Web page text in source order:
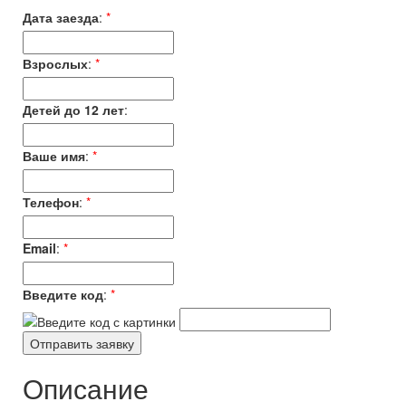
Дата заезда: *
Взрослых: *
Детей до 12 лет:
Ваше имя: *
Телефон: *
Email: *
Введите код: *
Описание